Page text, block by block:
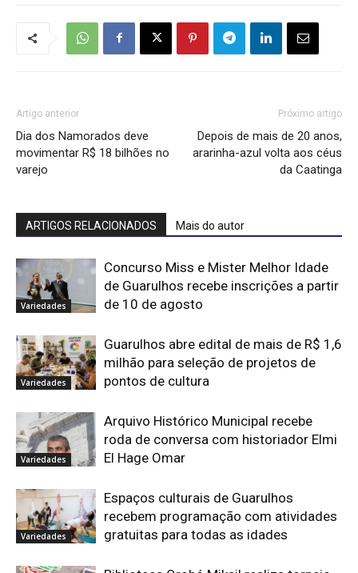
Artigo anterior
Dia dos Namorados deve
movimentar R$ 18 bilhões no
varejo
Próximo artigo
Depois de mais de 20 anos,
ararinha-azul volta aos céus
da Caatinga
ARTIGOS RELACIONADOS Mais do autor
Variedades
Concurso Miss e Mister Melhor Idade
de Guarulhos recebe inscrições a partir
de 10 de agosto
Variedades
Guarulhos abre edital de mais de R$ 1,6
milhão para seleção de projetos de
pontos de cultura
Variedades
Arquivo Histórico Municipal recebe
roda de conversa com historiador Elmi
El Hage Omar
Variedades
Espaços culturais de Guarulhos
recebem programação com atividades
gratuitas para todas as idades